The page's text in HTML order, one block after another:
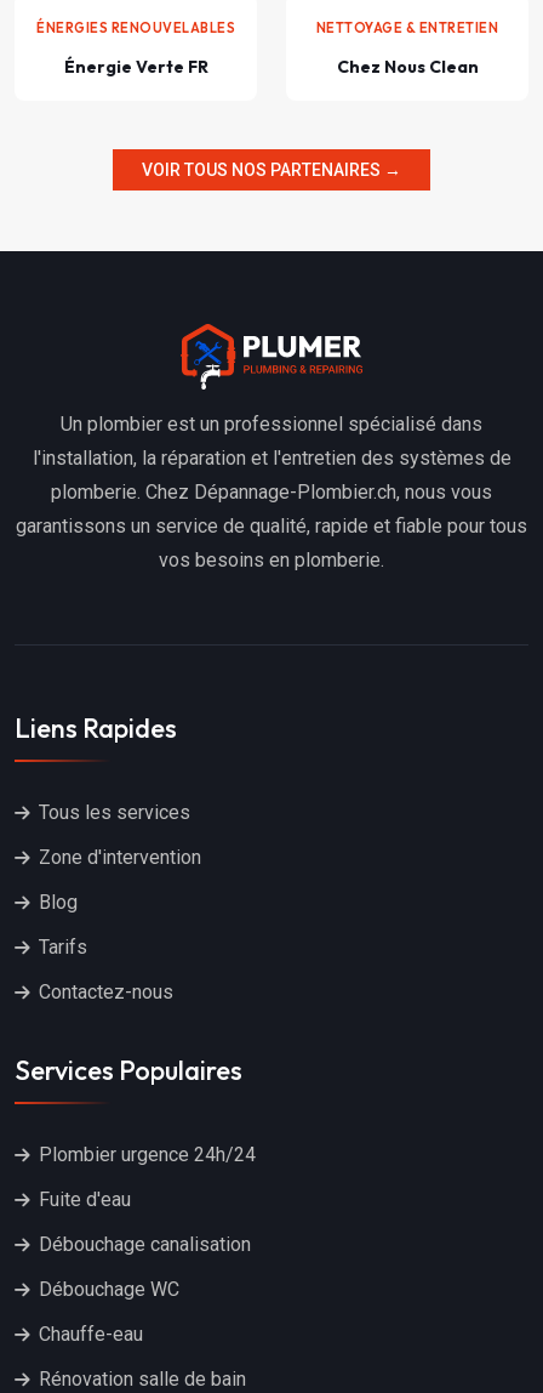
ÉNERGIES RENOUVELABLES
Énergie Verte FR
NETTOYAGE & ENTRETIEN
Chez Nous Clean
VOIR TOUS NOS PARTENAIRES →
Un plombier est un professionnel spécialisé dans
l'installation, la réparation et l'entretien des systèmes de
plomberie. Chez Dépannage-Plombier.ch, nous vous
garantissons un service de qualité, rapide et fiable pour tous
vos besoins en plomberie.
Liens Rapides
Tous les services
Zone d'intervention
Blog
Tarifs
Contactez-nous
Services Populaires
Plombier urgence 24h/24
Fuite d'eau
Débouchage canalisation
Débouchage WC
Chauffe-eau
Rénovation salle de bain